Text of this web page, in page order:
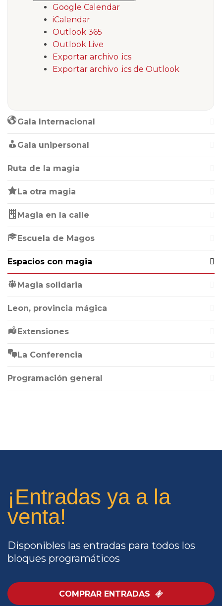
Google Calendar
iCalendar
Outlook 365
Outlook Live
Exportar archivo .ics
Exportar archivo .ics de Outlook
Gala Internacional
Gala unipersonal
Ruta de la magia
La otra magia
Magia en la calle
Escuela de Magos
Espacios con magia
Magia solidaria
Leon, provincia mágica
Extensiones
La Conferencia
Programación general
¡Entradas ya a la
venta!
Disponibles las entradas para todos los
bloques programáticos
COMPRAR ENTRADAS